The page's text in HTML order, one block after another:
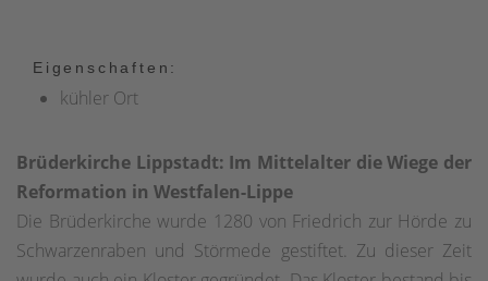
Eigenschaften:
kühler Ort
Brüderkirche Lippstadt: Im Mittelalter die Wiege der
Reformation in Westfalen-Lippe
Die Brüderkirche wurde 1280 von Friedrich zur Hörde zu
Schwarzenraben und Störmede gestiftet. Zu dieser Zeit